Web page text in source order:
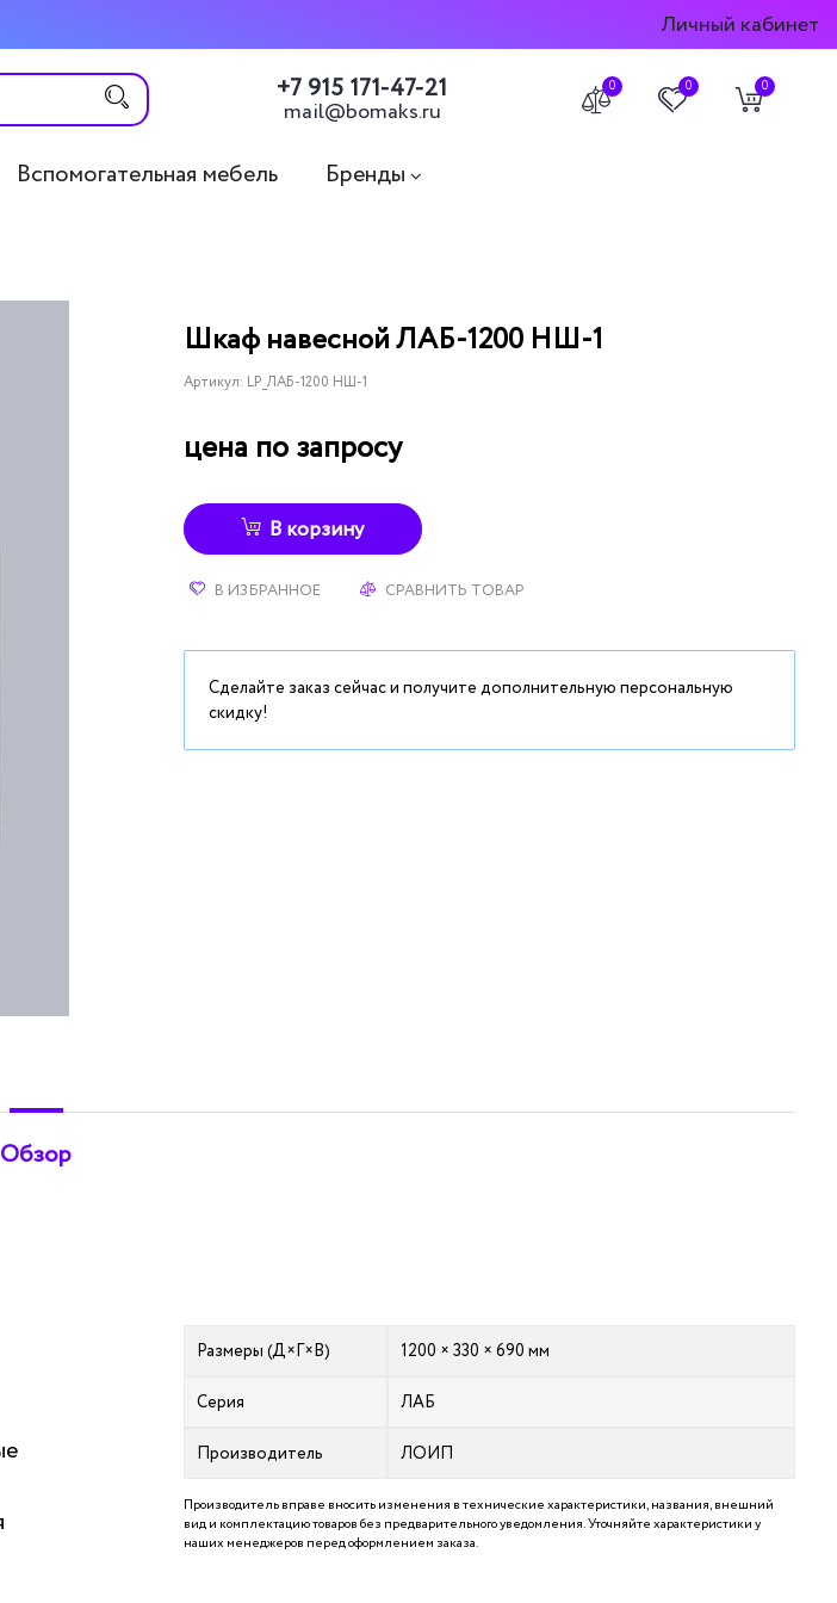
Личный кабинет
+7 915 171-47-21
mail@bomaks.ru
0 0 0
Вспомогательная мебель Бренды
Шкаф навесной ЛАБ-1200 НШ-1
Артикул: LP_ЛАБ-1200 НШ-1
цена по запросу
В корзину
В ИЗБРАННОЕ СРАВНИТЬ ТОВАР
Сделайте заказ сейчас и получите дополнительную персональную
скидку!
Обзор
Размеры (Д×Г×В) 1200 × 330 × 690 мм
Серия ЛАБ
Производитель ЛОИП
Производитель вправе вносить изменения в технические характеристики, названия, внешний
вид и комплектацию товаров без предварительного уведомления. Уточняйте характеристики у
наших менеджеров перед оформлением заказа.